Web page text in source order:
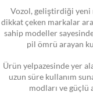
Vozol, geliştirdiği yeni
dikkat çeken markalar
sahip modeller
pil ömrü arayan
Ürün yelpazesinde yer
uzun süre kullanım
modları ve güçlü